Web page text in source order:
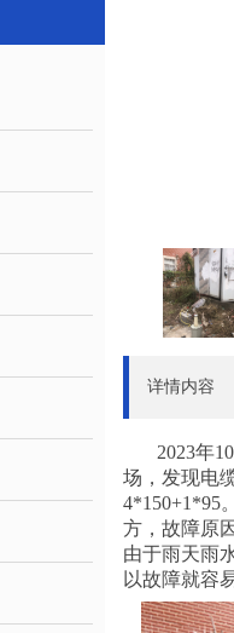
详情内容
2023年
场，发现电
4*150+1*95
方，故障原
由于雨天雨
以故障就容